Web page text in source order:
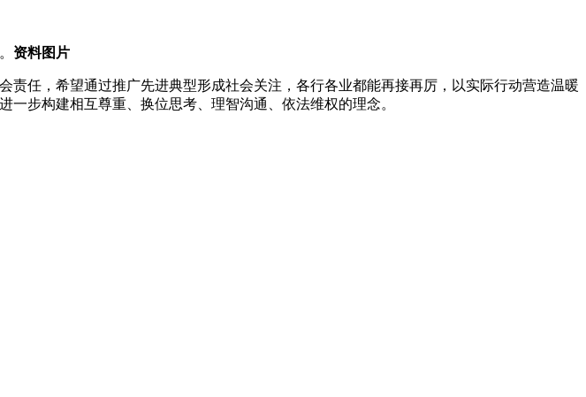
资料图片
任，希望通过推广先进典型形成社会关注，各行各业都能再接再厉，以实际行动营造温暖
步构建相互尊重、换位思考、理智沟通、依法维权的理念。